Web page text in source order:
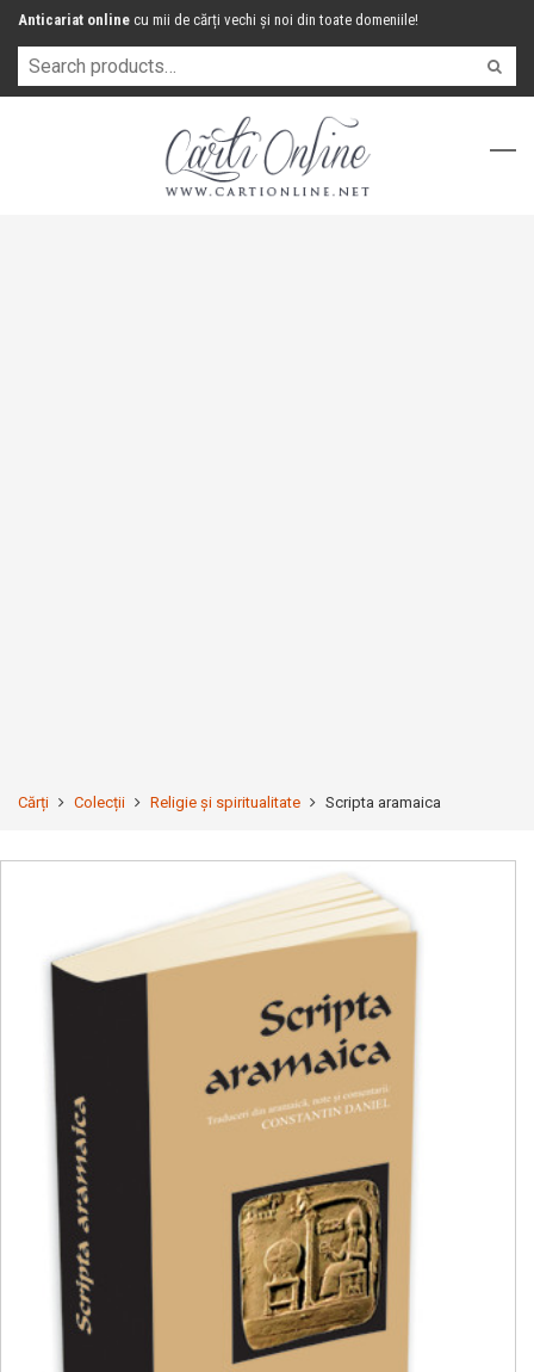
Anticariat online cu mii de cărți vechi și noi din toate domeniile!
Cărți Colecții Religie și spiritualitate Scripta aramaica